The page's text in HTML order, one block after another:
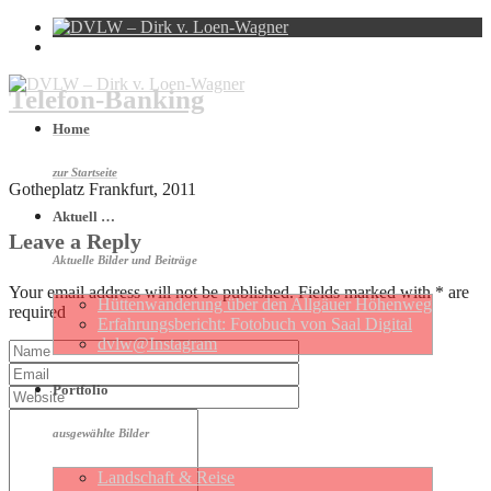
Home
zur Startseite
Aktuell …
Aktuelle Bilder und Beiträge
Hütten­wan­de­rung über den Allgäuer Höhen­weg
Erfahrungs­be­richt: Foto­buch von Saal Digital
dvlw@Instagram
Portfolio
ausgewählte Bilder
Landschaft & Reise
Telefon-Banking
Gotheplatz Frankfurt, 2011
Leave a Reply
Your email address will not be published. Fields marked with * are
required